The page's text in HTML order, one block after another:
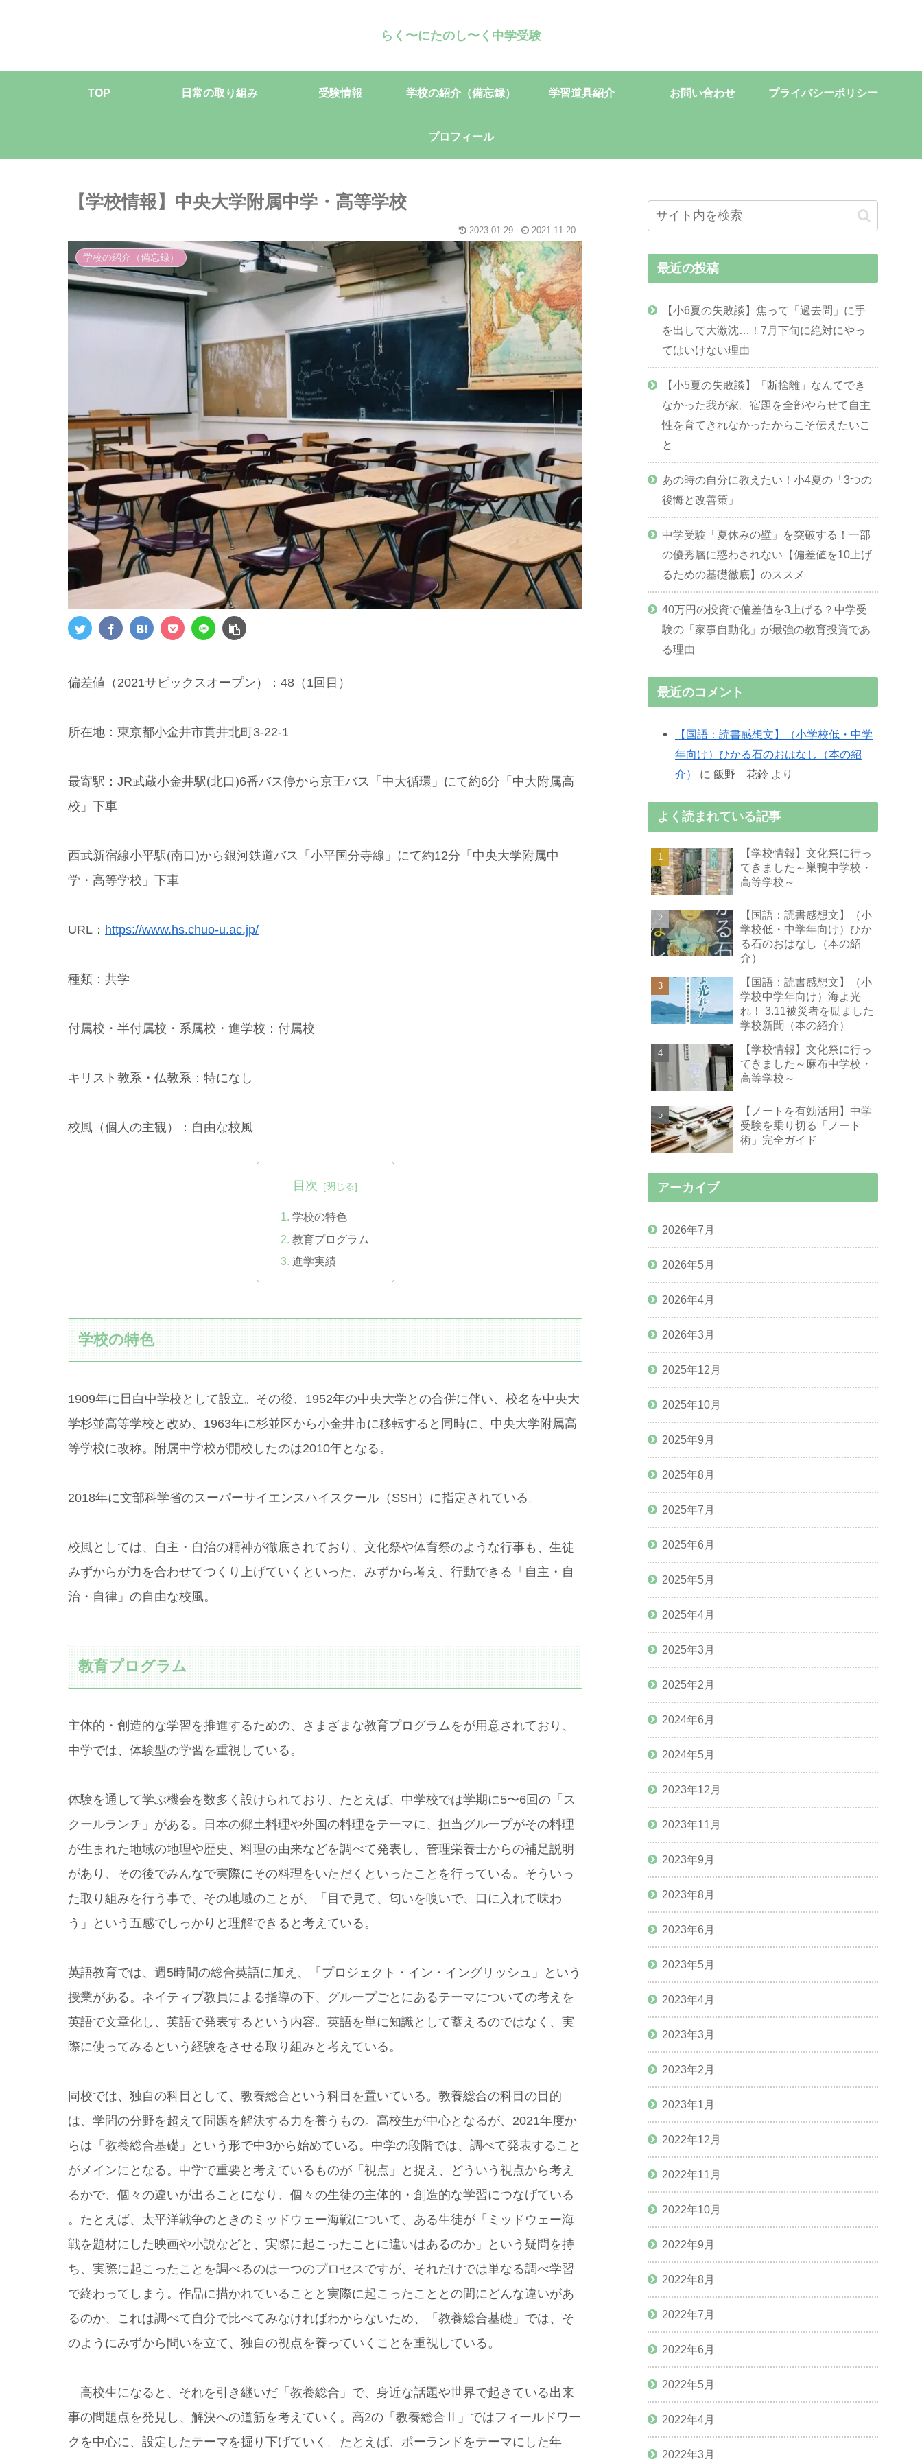
らく〜にたのし〜く中学受験
TOP 日常の取り組み 受験情報 学校の紹介（備忘録） 学習道具紹介 お問い合わせ プライバシーポリシー
プロフィール
【学校情報】中央大学附属中学・高等学校
2023.01.29 2021.11.20
学校の紹介（備忘録）
偏差値（2021サピックスオープン）：48（1回目）
所在地：東京都小金井市貫井北町3-22-1
最寄駅：JR武蔵小金井駅(北口)6番バス停から京王バス「中大循環」にて約6分「中大附属高
校」下車
西武新宿線小平駅(南口)から銀河鉄道バス「小平国分寺線」にて約12分「中央大学附属中
学・高等学校」下車
URL： https://www.hs.chuo-u.ac.jp/
種類：共学
付属校・半付属校・系属校・進学校：付属校
キリスト教系・仏教系：特になし
校風（個人の主観）：自由な校風
目次
学校の特色
教育プログラム
進学実績
学校の特色
1909年に目白中学校として設立。その後、1952年の中央大学との合併に伴い、校名を中央大
学杉並高等学校と改め、1963年に杉並区から小金井市に移転すると同時に、中央大学附属高
等学校に改称。附属中学校が開校したのは2010年となる。
2018年に文部科学省のスーパーサイエンスハイスクール（SSH）に指定されている。
校風としては、自主・自治の精神が徹底されており、文化祭や体育祭のような行事も、生徒
みずからが力を合わせてつくり上げていくといった、みずから考え、行動できる「自主・自
治・自律」の自由な校風。
教育プログラム
主体的・創造的な学習を推進するための、さまざまな教育プログラムをが用意されており、
中学では、体験型の学習を重視している。
体験を通して学ぶ機会を数多く設けられており、たとえば、中学校では学期に5〜6回の「ス
クールランチ」がある。日本の郷土料理や外国の料理をテーマに、担当グループがその料理
が生まれた地域の地理や歴史、料理の由来などを調べて発表し、管理栄養士からの補足説明
があり、その後でみんなで実際にその料理をいただくといったことを行っている。そういっ
た取り組みを行う事で、その地域のことが、「目で見て、匂いを嗅いで、口に入れて味わ
う」という五感でしっかりと理解できると考えている。
英語教育では、週5時間の総合英語に加え、「プロジェクト・イン・イングリッシュ」という
授業がある。ネイティブ教員による指導の下、グループごとにあるテーマについての考えを
英語で文章化し、英語で発表するという内容。英語を単に知識として蓄えるのではなく、実
際に使ってみるという経験をさせる取り組みと考えている。
同校では、独自の科目として、教養総合という科目を置いている。教養総合の科目の目的
は、学問の分野を超えて問題を解決する力を養うもの。高校生が中心となるが、2021年度か
らは「教養総合基礎」という形で中3から始めている。中学の段階では、調べて発表すること
がメインにとなる。中学で重要と考えているものが「視点」と捉え、どういう視点から考え
るかで、個々の違いが出ることになり、個々の生徒の主体的・創造的な学習につなげている
。たとえば、太平洋戦争のときのミッドウェー海戦について、ある生徒が「ミッドウェー海
戦を題材にした映画や小説などと、実際に起こったことに違いはあるのか」という疑問を持
ち、実際に起こったことを調べるのは一つのプロセスですが、それだけでは単なる調べ学習
で終わってしまう。作品に描かれていることと実際に起こったこととの間にどんな違いがあ
るのか、これは調べて自分で比べてみなければわからないため、「教養総合基礎」では、そ
のようにみずから問いを立て、独自の視点を養っていくことを重視している。
高校生になると、それを引き継いだ「教養総合」で、身近な話題や世界で起きている出来
事の問題点を発見し、解決への道筋を考えていく。高2の「教養総合Ⅱ」ではフィールドワー
クを中心に、設定したテーマを掘り下げていく。たとえば、ポーランドをテーマにした年
最近の投稿
【小6夏の失敗談】焦って「過去問」に手
を出して大激沈…！7月下旬に絶対にやっ
てはいけない理由
【小5夏の失敗談】「断捨離」なんてでき
なかった我が家。宿題を全部やらせて自主
性を育てきれなかったからこそ伝えたいこ
と
あの時の自分に教えたい！小4夏の「3つの
後悔と改善策」
中学受験「夏休みの壁」を突破する！一部
の優秀層に惑わされない【偏差値を10上げ
るための基礎徹底】のススメ
40万円の投資で偏差値を3上げる？中学受
験の「家事自動化」が最強の教育投資であ
る理由
最近のコメント
【国語：読書感想文】（小学校低・中学
年向け）ひかる石のおはなし（本の紹
介）
に 飯野 花鈴 より
よく読まれている記事
【学校情報】文化祭に行っ
てきました～巣鴨中学校・
高等学校～
【国語：読書感想文】（小
学校低・中学年向け）ひか
る石のおはなし（本の紹
介）
【国語：読書感想文】（小
学校中学年向け）海よ光
れ！ 3.11被災者を励ました
学校新聞（本の紹介）
【学校情報】文化祭に行っ
てきました～麻布中学校・
高等学校～
【ノートを有効活用】中学
受験を乗り切る「ノート
術」完全ガイド
アーカイブ
2026年7月
2026年5月
2026年4月
2026年3月
2025年12月
2025年10月
2025年9月
2025年8月
2025年7月
2025年6月
2025年5月
2025年4月
2025年3月
2025年2月
2024年6月
2024年5月
2023年12月
2023年11月
2023年9月
2023年8月
2023年6月
2023年5月
2023年4月
2023年3月
2023年2月
2023年1月
2022年12月
2022年11月
2022年10月
2022年9月
2022年8月
2022年7月
2022年6月
2022年5月
2022年4月
2022年3月